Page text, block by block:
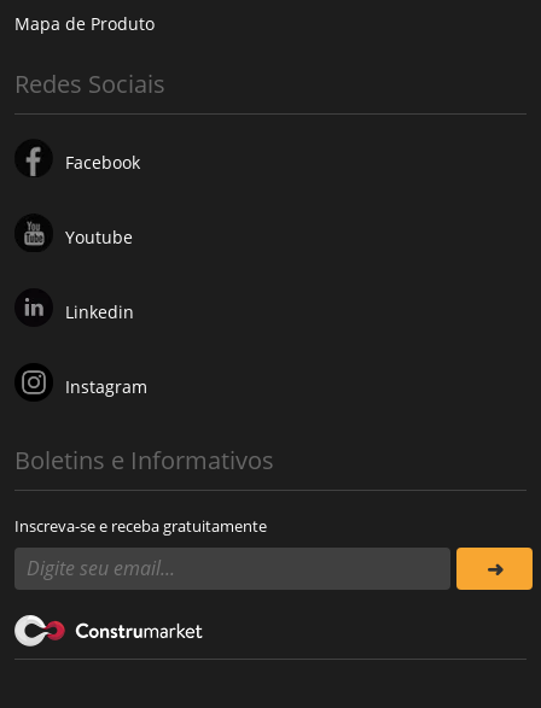
Mapa de Produto
Redes Sociais
Facebook
Youtube
Linkedin
Instagram
Boletins e Informativos
Inscreva-se e receba gratuitamente